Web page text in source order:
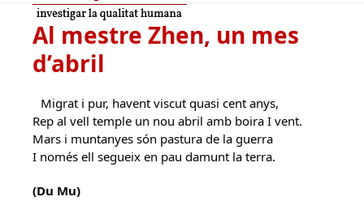
menu
menu
Al mestre Zhen, un mes
d’abril
Migrat i pur, havent viscut quasi cent anys,
Rep al vell temple un nou abril amb boira I vent.
Mars i muntanyes són pastura de la guerra
I només ell segueix en pau damunt la terra.
(Du Mu)